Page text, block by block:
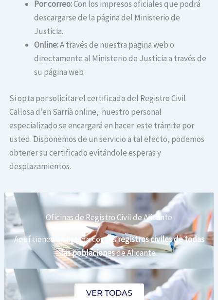
Por correo:Con los impresos oficiales que podrá
descargarse de la página del Ministerio de
Justicia.
Online:A través de nuestra pagina web o
directamente al Ministerio de Justicia a través de
su página web
Si opta por solicitar el certificado del Registro Civil
Callosa d’en Sarrià online, nuestro personal
especializado se encargará en hacer este trámite por
usted. Disponemos de un servicio a tal efecto, podemos
obtener su certificado evitándole esperas y
desplazamientos.
Oficinas de Registro Civil de Alicante
Aquí tienes un listado con losregistros civiles de todas
las poblacionesde Alicante.
VER TODAS